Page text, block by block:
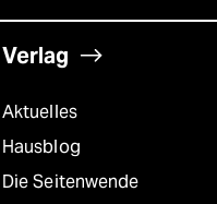
Verlag
Aktuelles
Hausblog
Die Seitenwende